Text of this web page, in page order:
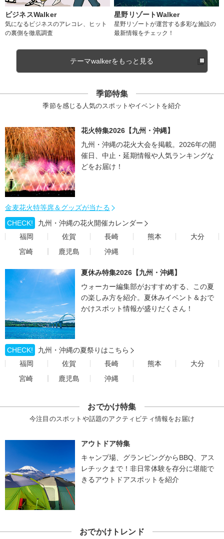
ビジネスWalker
気になるビジネスのアレコレ、ヒット
の裏側を徹底調査
星野リゾートWalker
星野リゾートが運営する多彩な施設の
最新情報をチェック！
テーマwalkerをもっと見る
季節特集
季節を感じる人気のスポットやイベントを紹介
花火特集2026【九州・沖縄】
九州・沖縄の花火大会を掲載。2026年の開
催日、中止・延期情報や人気ランキングな
どをお届け！
金麦花火特等席＆グッズが当たる
CHECK!
九州・沖縄の花火開催カレンダー
福岡
佐賀 長崎 熊本
大分
宮崎
鹿児島 沖縄
夏休み特集2026【九州・沖縄】
ウォーカー編集部がおすすめする、この夏
の楽しみ方を紹介。夏休みイベント＆おで
かけスポット情報が盛りだくさん！
CHECK!
九州・沖縄の夏祭りはこちら
福岡
佐賀 長崎 熊本
大分
宮崎
鹿児島 沖縄
おでかけ特集
今注目のスポットや話題のアクティビティ情報をお届け
アウトドア特集
キャンプ場、グランピングからBBQ、アス
レチックまで！非日常体験を存分に堪能で
きるアウトドアスポットを紹介
おでかけトレンド